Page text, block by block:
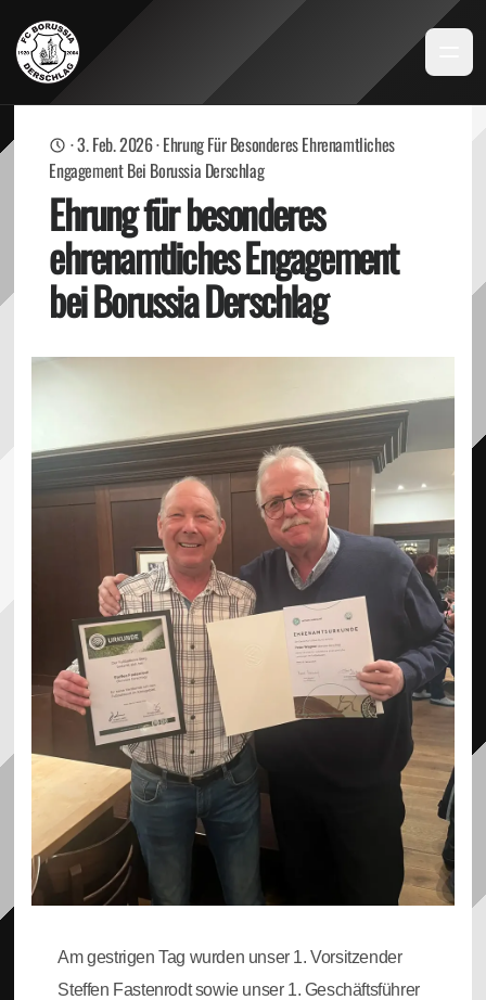
·3. Feb. 2026·Ehrung Für Besonderes Ehrenamtliches
Engagement Bei Borussia Derschlag
Ehrung für besonderes
ehrenamtliches Engagement
bei Borussia Derschlag
Am gestrigen Tag wurden unser 1. Vorsitzender
Steffen Fastenrodt sowie unser 1. Geschäftsführer